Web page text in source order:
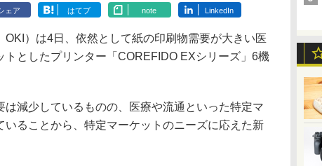
ェア はてブ note LinkedIn
）は4日、依然として紙の印刷物需要が大きい医
トとしたプリンター「COREFIDO EXシリーズ」6機
減少しているものの、医療や流通といった特定マ
いることから、特定マーケットのニーズに応えた新